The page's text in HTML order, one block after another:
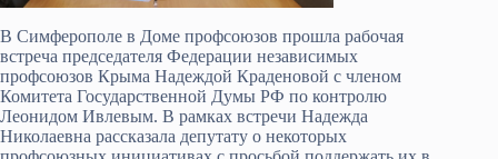
В Симферополе в Доме профсоюзов прошла рабочая
встреча председателя Федерации независимых
профсоюзов Крыма Надеждой Краденовой с членом
Комитета Государственной Думы РФ по контролю
Леонидом Ивлевым. В рамках встречи Надежда
Николаевна рассказала депутату о некоторых